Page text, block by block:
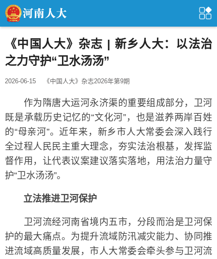
《中国人大》杂志 | 新乡人大：以法治
之力守护“卫水汤汤”
2026-06-15 《中国人大》杂志2026年第9期
作为隋唐大运河永济渠的重要组成部分，卫河
既是承载历史记忆的“文化河”，也是滋养两岸百姓
的“母亲河”。近年来，新乡市人大常委会深入践行
全过程人民民主重大理念，夯实法治根基，发挥监
督作用，让代表议案建议落实落地，用法治力量守
护“卫水汤汤”。
立法推进卫河保护
卫河流经河南省境内五市，分段而治是卫河保
护的最大痛点。为提升流域防汛减灾能力、协同推
进流域高质量发展，市人大常委会牵头参与卫河流